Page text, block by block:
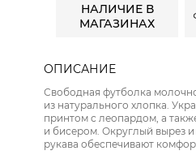
НАЛИЧИЕ В
МАГАЗИНАХ
ОПИСАНИЕ
Свободная футболка
из натурального хлопка.
принтом с леопардом, а
и бисером. Округлый вырез
рукава обеспечивают